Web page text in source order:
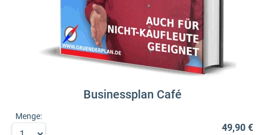
Businessplan Café
Menge:
49,90 €